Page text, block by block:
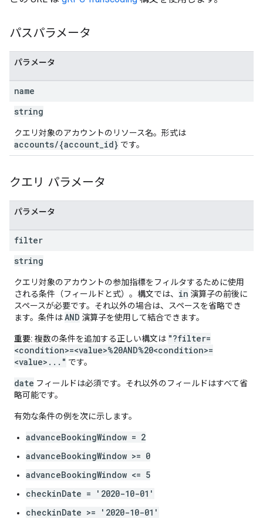
パスパラメータ
パラメータ
name
string
クエリ対象のアカウントのリソース名。形式は
accounts/{account_id} です。
クエリ パラメータ
パラメータ
filter
string
クエリ対象のアカウントの参加指標をフィルタするために使用
される条件（フィールドと式）。構文では、 in 演算子の前後に
スペースが必要です。それ以外の場合は、スペースを省略でき
ます。条件はAND 演算子を使用して結合できます。
重要: 複数の条件を追加する正しい構文は "?filter=
<condition>=<value>%20AND%20<condition>=
<value>..." です。
date フィールドは必須です。それ以外のフィールドはすべて省
略可能です。
有効な条件の例を次に示します。
advanceBookingWindow = 2
advanceBookingWindow >= 0
advanceBookingWindow <= 5
checkinDate = '2020-10-01'
checkinDate >= '2020-10-01'